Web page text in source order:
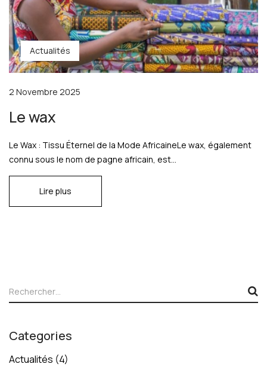
Categories
Actualités (4)
Actualités
2 Novembre 2025
Le wax
Le Wax : Tissu Éternel de la Mode AfricaineLe wax, également
connu sous le nom de pagne africain, est...
Lire plus